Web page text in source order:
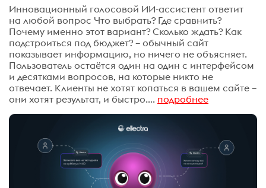
Инновационный голосовой ИИ-ассистент ответит
на любой вопрос Что выбрать? Где сравнить?
Почему именно этот вариант? Сколько ждать? Как
подстроиться под бюджет? – обычный сайт
показывает информацию, но ничего не объясняет.
Пользователь остаётся один на один с интерфейсом
и десятками вопросов, на которые никто не
отвечает. Клиенты не хотят копаться в вашем сайте –
они хотят результат, и быстро.... подробнее